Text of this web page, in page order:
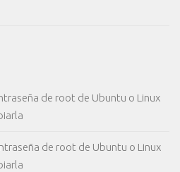
de root de Ubuntu o Linux
de root de Ubuntu o Linux